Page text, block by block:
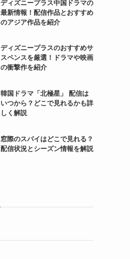
ディズニープラス中国ドラマの
最新情報！配信作品とおすすめ
のアジア作品を紹介
ディズニープラスのおすすめサ
スペンスを厳選！ドラマや映画
の衝撃作を紹介
韓国ドラマ「北極星」 配信は
いつから？どこで見れるかも詳
しく解説
窓際のスパイはどこで見れる？
配信状況とシーズン情報を解説